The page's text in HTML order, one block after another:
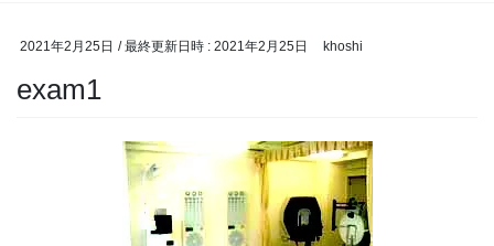
2021年2月25日 / 最終更新日時 : 2021年2月25日 khoshi
exam1